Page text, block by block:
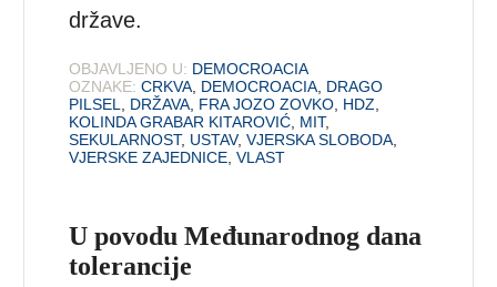
države.
OBJAVLJENO U: DEMOCROACIA
OZNAKE: CRKVA DEMOCROACIA DRAGO
PILSEL
DRŽAVA FRA JOZO ZOVKO HDZ
KOLINDA GRABAR KITAROVIĆ MIT,
SEKULARNOST, USTAV,VJERSKA SLOBODA
VJERSKE ZAJEDNICE ,VLAST
U povodu Međunarodnog dana
tolerancije